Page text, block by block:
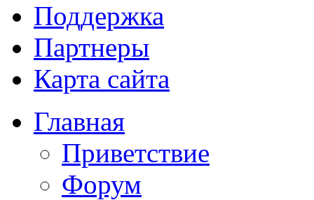
Поддержка
Партнеры
Карта сайта
Главная
Приветствие
Форум